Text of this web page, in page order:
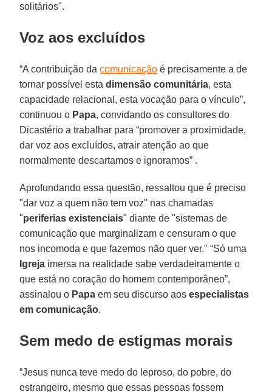
solitários".
Voz aos excluídos
“A contribuição dacomunicação é precisamente a de
tornar possível estadimensão comunitária, esta
capacidade relacional, esta vocação para o vínculo”,
continuou o Papa, convidando os consultores do
Dicastério a trabalhar para “promover a proximidade,
dar voz aos excluídos, atrair atenção ao que
normalmente descartamos e ignoramos” .
Aprofundando essa questão, ressaltou que é preciso
"dar voz a quem não tem voz" nas chamadas
"periferias existenciais" diante de "sistemas de
comunicação que marginalizam e censuram o que
nos incomoda e que fazemos não quer ver." “Só uma
Igreja imersa na realidade sabe verdadeiramente o
que está no coração do homem contemporâneo”,
assinalou o Papa em seu discurso aosespecialistas
em comunicação.
Sem medo de estigmas morais
“Jesus nunca teve medo do leproso, do pobre, do
estrangeiro, mesmo que essas pessoas fossem